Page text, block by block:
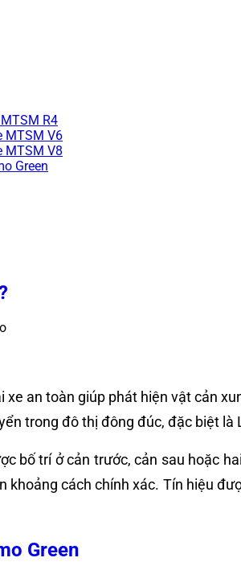
R4
MTSM V6
MTSM V8
Green
an toàn giúp phát hiện vật cản
trong đô thị đông đúc, đặc biệt
bố trí ở cản trước, cản sau hoặc
cách chính xác. Tín hiệu
Green